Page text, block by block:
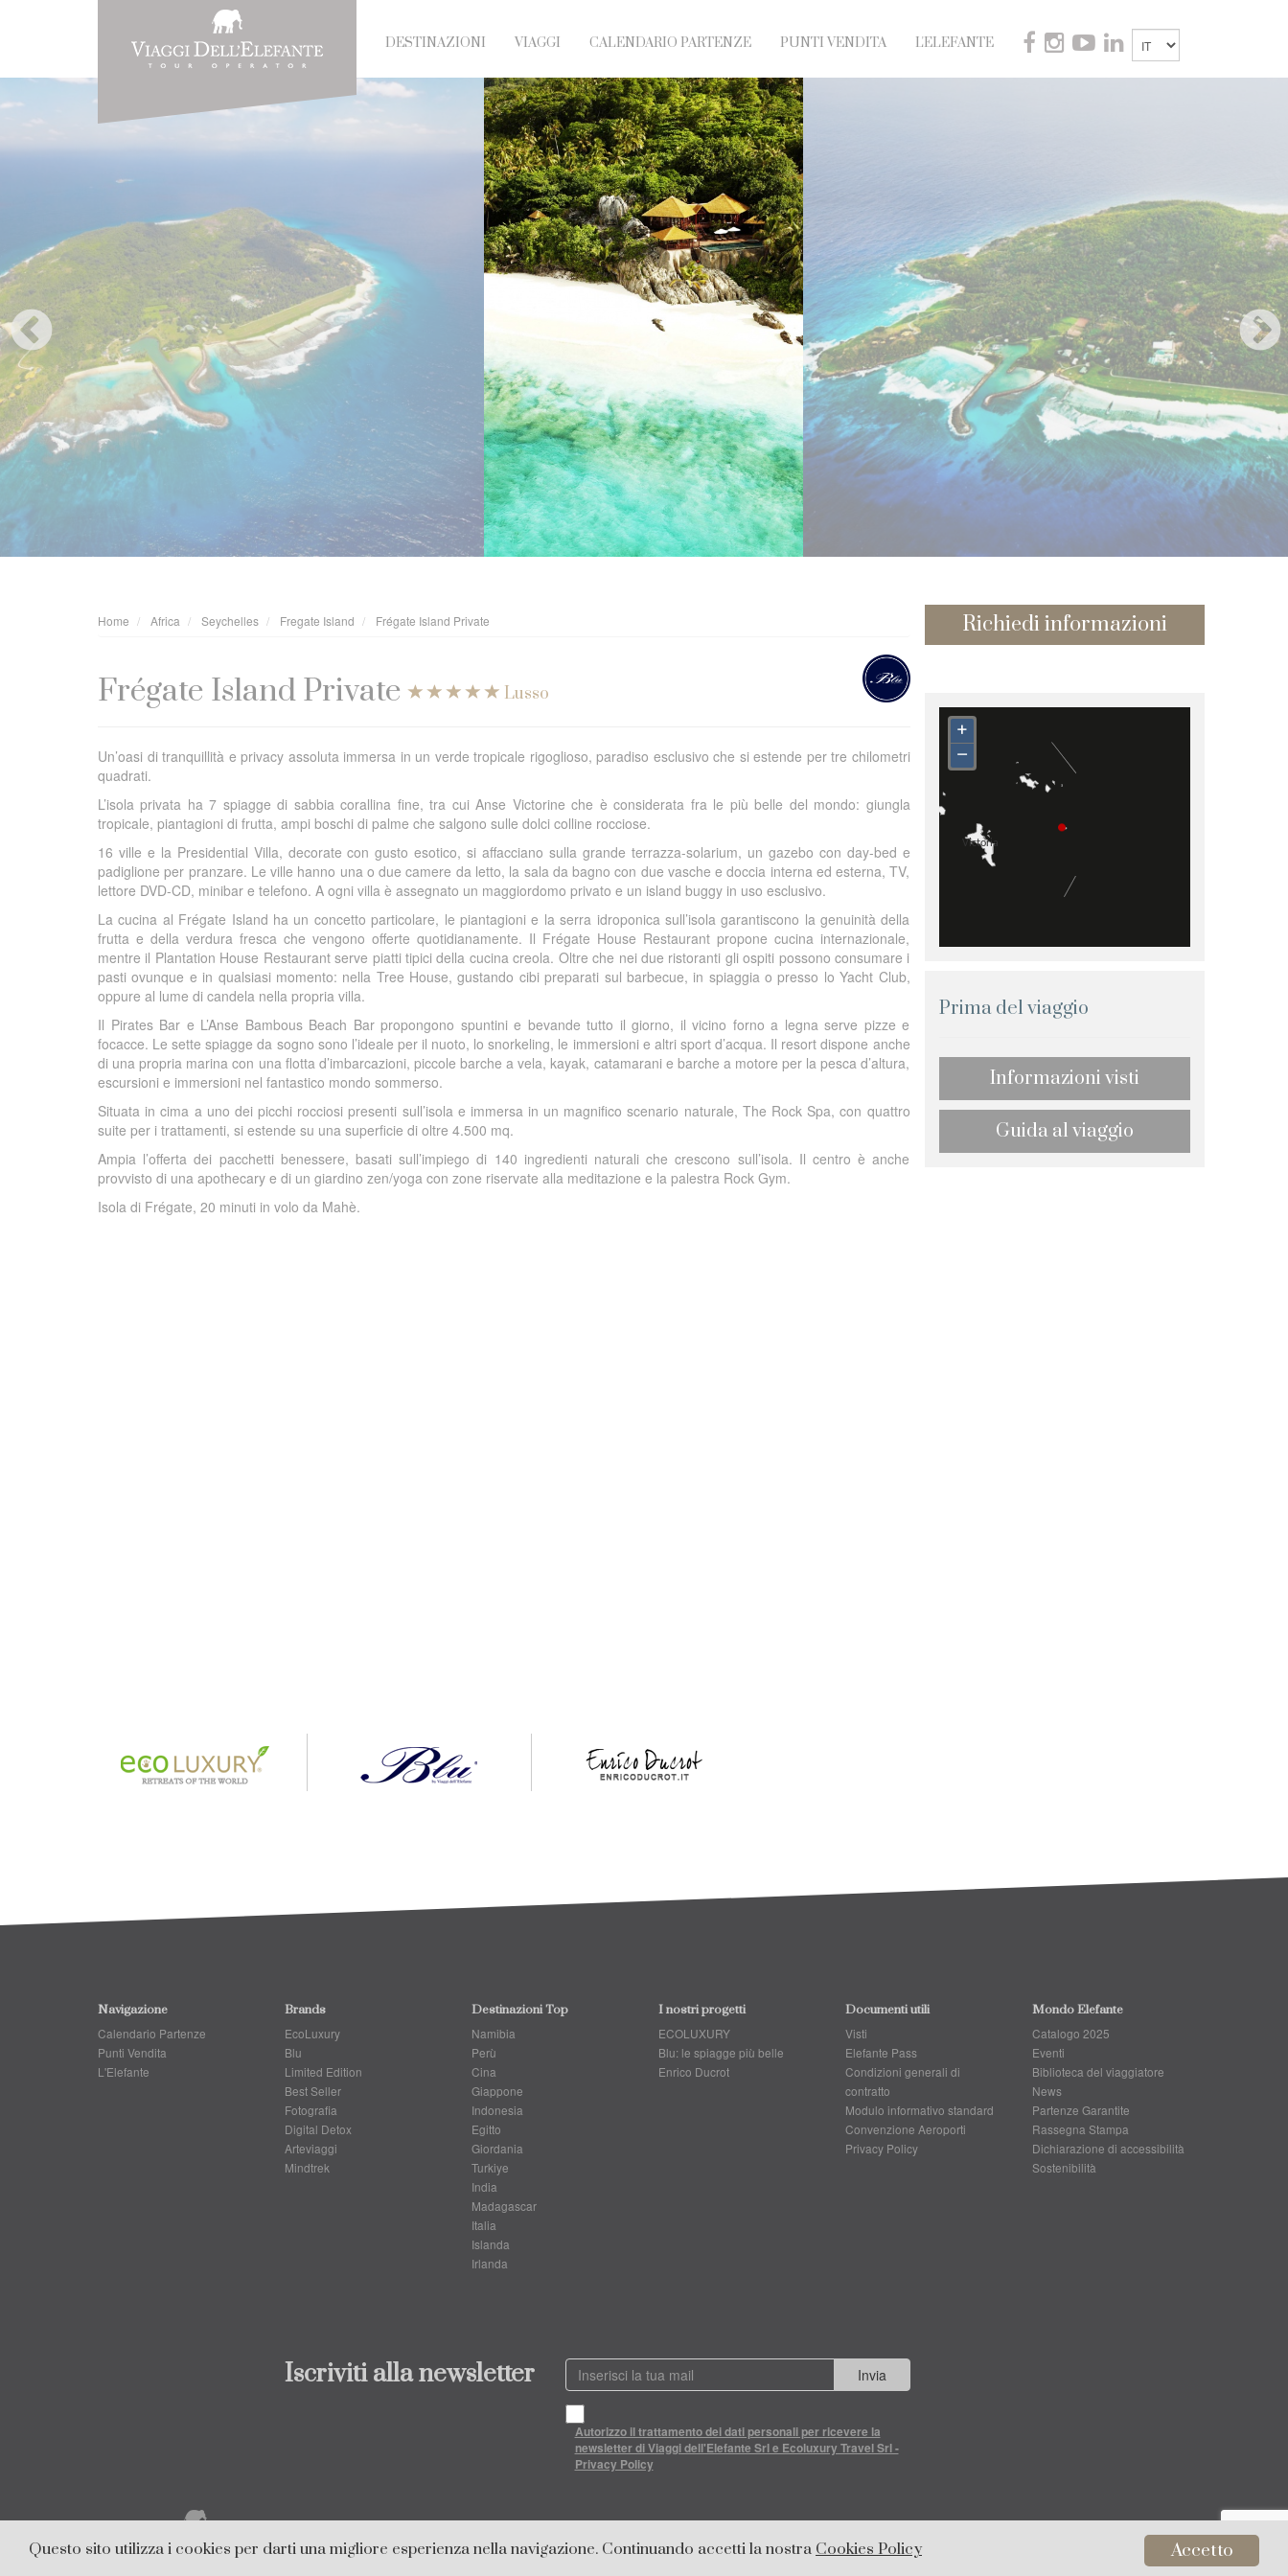
Accetto
Questo sito utilizza i cookies per darti una migliore esperienza nella navigazione. Continuando accetti la nostra Cookies Policy
DESTINAZIONI VIAGGI CALENDARIO PARTENZE PUNTI VENDITA L'ELEFANTE
Home Africa Seychelles Fregate Island Frégate Island Private
Frégate Island Private Lusso
Un’oasi di tranquillità e privacy assoluta immersa in un verde tropicale rigoglioso, paradiso esclusivo che si estende per tre chilometri
quadrati.
L’isola privata ha 7 spiagge di sabbia corallina fine, tra cui Anse Victorine che è considerata fra le più belle del mondo: giungla
tropicale, piantagioni di frutta, ampi boschi di palme che salgono sulle dolci colline rocciose.
16 ville e la Presidential Villa, decorate con gusto esotico, si affacciano sulla grande terrazza-solarium, un gazebo con day-bed e
padiglione per pranzare. Le ville hanno una o due camere da letto, la sala da bagno con due vasche e doccia interna ed esterna, TV,
lettore DVD-CD, minibar e telefono. A ogni villa è assegnato un maggiordomo privato e un island buggy in uso esclusivo.
La cucina al Frégate Island ha un concetto particolare, le piantagioni e la serra idroponica sull’isola garantiscono la genuinità della
frutta e della verdura fresca che vengono offerte quotidianamente. Il Frégate House Restaurant propone cucina internazionale,
mentre il Plantation House Restaurant serve piatti tipici della cucina creola. Oltre che nei due ristoranti gli ospiti possono consumare i
pasti ovunque e in qualsiasi momento: nella Tree House, gustando cibi preparati sul barbecue, in spiaggia o presso lo Yacht Club,
oppure al lume di candela nella propria villa.
Il Pirates Bar e L’Anse Bambous Beach Bar propongono spuntini e bevande tutto il giorno, il vicino forno a legna serve pizze e
focacce. Le sette spiagge da sogno sono l’ideale per il nuoto, lo snorkeling, le immersioni e altri sport d’acqua. Il resort dispone anche
di una propria marina con una flotta d’imbarcazioni, piccole barche a vela, kayak, catamarani e barche a motore per la pesca d’altura,
escursioni e immersioni nel fantastico mondo sommerso.
Situata in cima a uno dei picchi rocciosi presenti sull’isola e immersa in un magnifico scenario naturale, The Rock Spa, con quattro
suite per i trattamenti, si estende su una superficie di oltre 4.500 mq.
Ampia l’offerta dei pacchetti benessere, basati sull’impiego di 140 ingredienti naturali che crescono sull’isola. Il centro è anche
provvisto di una apothecary e di un giardino zen/yoga con zone riservate alla meditazione e la palestra Rock Gym.
Isola di Frégate, 20 minuti in volo da Mahè.
Richiedi informazioni
+
–
Prima del viaggio
Informazioni visti
Guida al viaggio
Navigazione
Calendario Partenze
Punti Vendita
L'Elefante
Brands
EcoLuxury
Blu
Limited Edition
Best Seller
Fotografia
Digital Detox
Arteviaggi
Mindtrek
Destinazioni Top
Namibia
Perù
Cina
Giappone
Indonesia
Egitto
Giordania
Turkiye
India
Madagascar
Italia
Islanda
Irlanda
I nostri progetti
ECOLUXURY
Blu: le spiagge più belle
Enrico Ducrot
Documenti utili
Visti
Elefante Pass
Condizioni generali di
contratto
Modulo informativo standard
Convenzione Aeroporti
Privacy Policy
Mondo Elefante
Catalogo 2025
Eventi
Biblioteca del viaggiatore
News
Partenze Garantite
Rassegna Stampa
Dichiarazione di accessibilità
Sostenibilità
Iscriviti alla newsletter Invia
Autorizzo il trattamento dei dati personali per ricevere la
newsletter di Viaggi dell'Elefante Srl e Ecoluxury Travel Srl -
Privacy Policy